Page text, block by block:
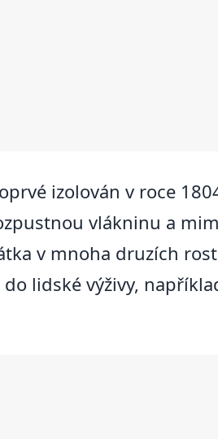
izolován v roce
vlákninu a
v mnoha druzích
lidské výživy,